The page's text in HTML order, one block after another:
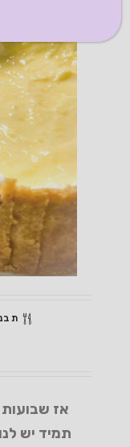
אז
תמיד יש